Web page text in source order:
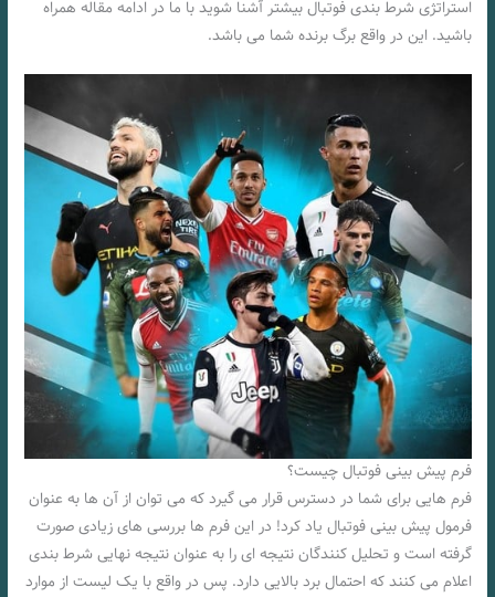
استراتژی شرط بندی فوتبال بیشتر آشنا شوید با ما در ادامه مقاله همراه
باشید. این در واقع برگ برنده شما می باشد.
فرم پیش بینی فوتبال چیست؟
فرم هایی برای شما در دسترس قرار می گیرد که می توان از آن ها به عنوان
فرمول پیش بینی فوتبال یاد کرد! در این فرم ها بررسی های زیادی صورت
گرفته است و تحلیل کنندگان نتیجه ای را به عنوان نتیجه نهایی شرط بندی
اعلام می کنند که احتمال برد بالایی دارد. پس در واقع با یک لیست از موارد